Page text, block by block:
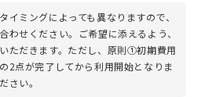
イミングによっても異なりますので、
わせください。ご希望に添えるよう、
ただきます。ただし、原則①初期費用
2点が完了してから利用開始となりま
さい。